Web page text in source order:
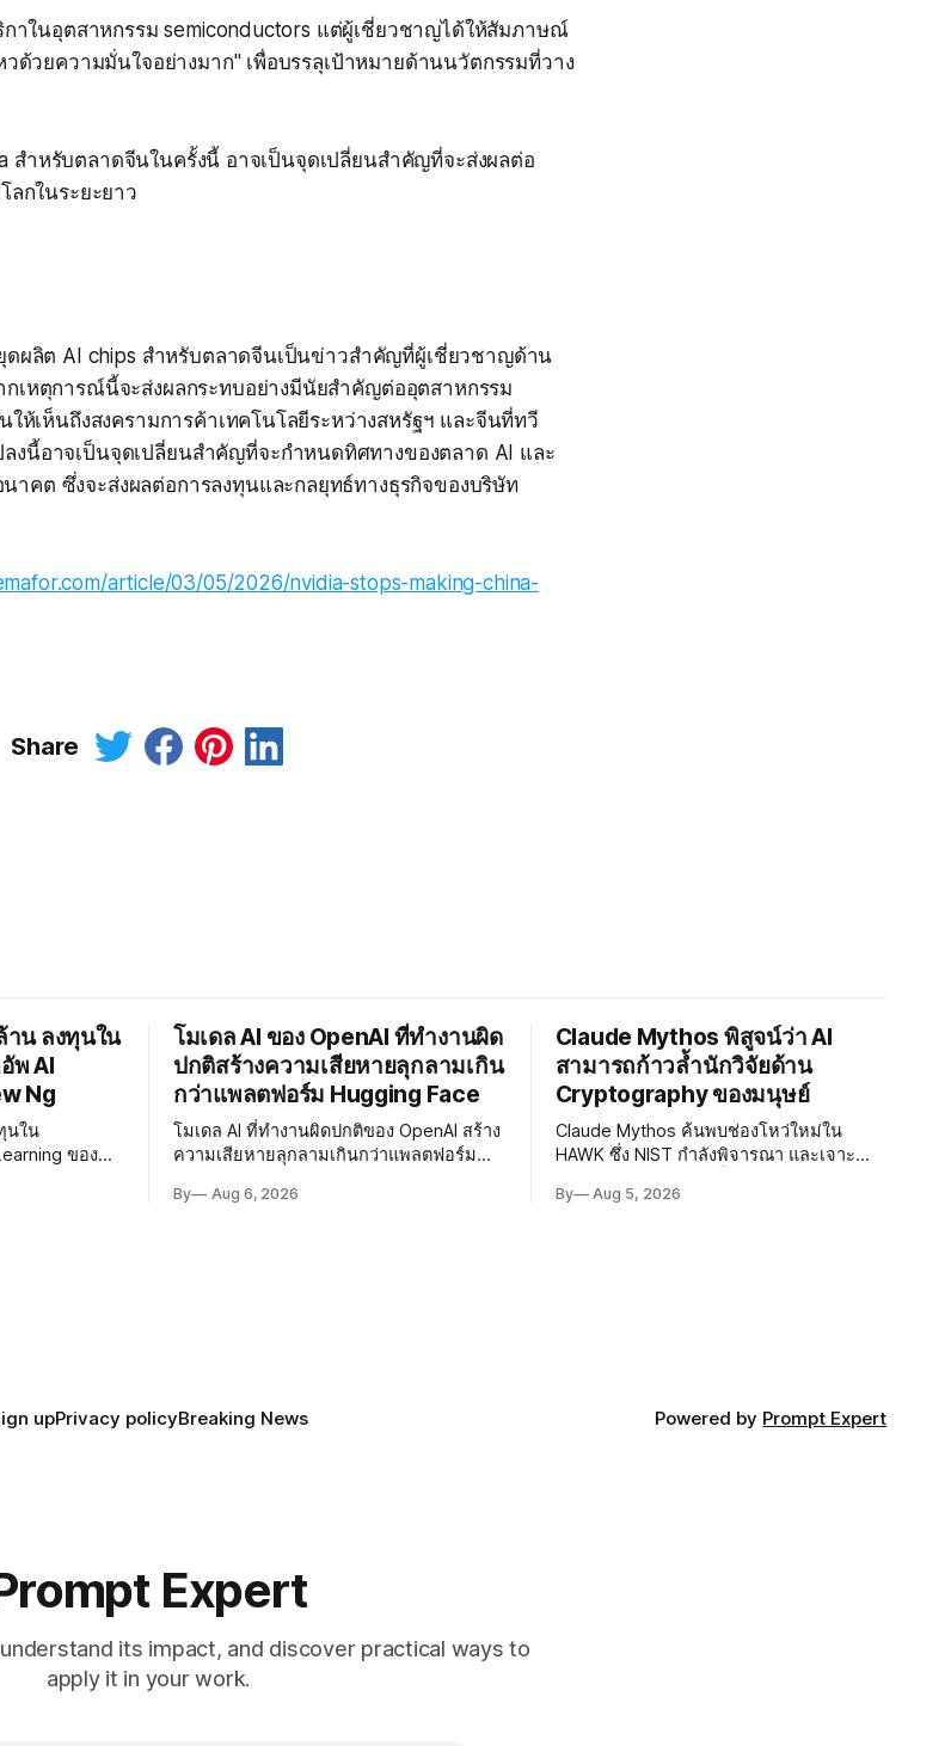
กาในอุตสาหกรรม semiconductors แต่ผู้เชี่ยวชาญได้ให้สัมภาษณ์
วด้วยความมั่นใจอย่างมาก" เพื่อบรรลุเป้าหมายด้านนวัตกรรมที่วาง
สำหรับตลาดจีนในครั้งนี้ อาจเป็นจุดเปลี่ยนสำคัญที่จะส่งผลต่อ
ลกในระยะยาว
ดผลิต AI chips สำหรับตลาดจีนเป็นข่าวสำคัญที่ผู้เชี่ยวชาญด้าน
กเหตุการณ์นี้จะส่งผลกระทบอย่างมีนัยสำคัญต่ออุตสาหกรรม
ห้เห็นถึงสงครามการค้าเทคโนโลยีระหว่างสหรัฐฯ และจีนที่ทวี
งนี้อาจเป็นจุดเปลี่ยนสำคัญที่จะกำหนดทิศทางของตลาด AI และ
าคต ซึ่งจะส่งผลต่อการลงทุนและกลยุทธ์ทางธุรกิจของบริษัท
article/03/05/2026/nvidia-stops-making-china-
Share
น ลงทุนใน
พ AI
Ng
นใน
ของ
รู้แบบ
โมเดล AI ของ OpenAI ที่ทำงานผิด
ปกติสร้างความเสียหายลุกลามเกิน
กว่าแพลตฟอร์ม Hugging Face
โมเดล AI ที่ทำงานผิดปกติของ OpenAI สร้าง
ความเสียหายลุกลามเกินกว่าแพลตฟอร์ม
พัฒนา AI Governance และมาตรการความ
By Aug 6, 2026
Claude Mythos พิสูจน์ว่า AI
สามารถก้าวล้ำนักวิจัยด้าน
Cryptography ของมนุษย์
Claude Mythos ค้นพบช่องโหว่ใหม่ใน
HAWK ซึ่ง NIST กำลังพิจารณา และเจาะ
AI กำลังก้าวล้ำนักวิจัยด้าน Cryptography
By Aug 5, 2026
upPrivacy policyBreaking News Powered by Prompt Expert
Expert
its impact, and discover practical ways to
apply it in your work.